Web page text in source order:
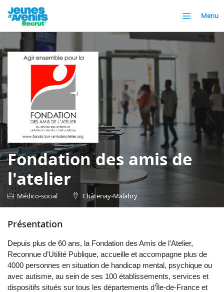
Menu
Fondation des amis de
l'atelier
Médico-social Châtenay-Malabry
présentation
Depuis plus de 60 ans, la Fondation des Amis de l’Atelier,
Reconnue d’Utilité Publique, accueille et accompagne plus de
4000 personnes en situation de handicap mental, psychique ou
avec autisme, au sein de ses 100 établissements, services et
dispositifs situés sur tous les départements d’Île-de-France et